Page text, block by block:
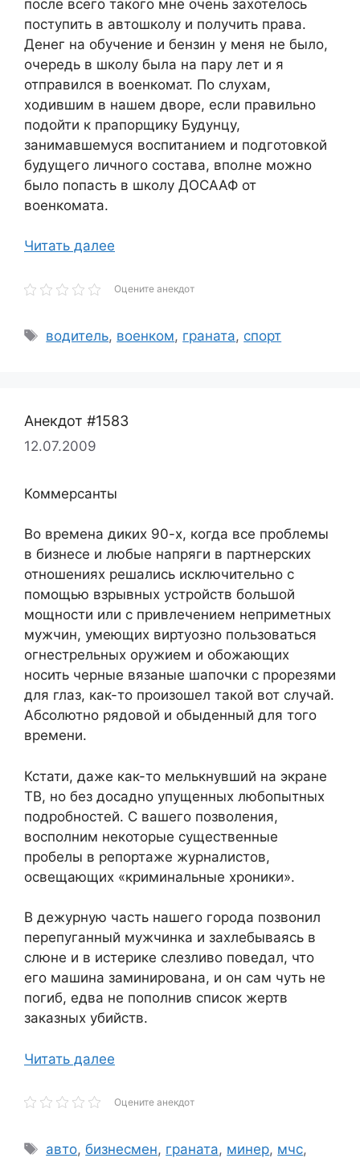
после всего такого мне очень захотелось
поступить в автошколу и получить права.
Денег на обучение и бензин у меня не было,
очередь в школу была на пару лет и я
отправился в военкомат. По слухам,
ходившим в нашем дворе, если правильно
подойти к прапорщику Будунцу,
занимавшемуся воспитанием и подготовкой
будущего личного состава, вполне можно
было попасть в школу ДОСААФ от
военкомата.
Читать далее
Оцените анекдот
Метки
водитель, военком, граната, спорт
Анекдот #1583
12.07.2009
Коммерсанты
Во времена диких 90-х, когда все проблемы
в бизнесе и любые напряги в партнерских
отношениях решались исключительно с
помощью взрывных устройств большой
мощности или с привлечением неприметных
мужчин, умеющих виртуозно пользоваться
огнестрельных оружием и обожающих
носить черные вязаные шапочки с прорезями
для глаз, как-то произошел такой вот случай.
Абсолютно рядовой и обыденный для того
времени.
Кстати, даже как-то мелькнувший на экране
ТВ, но без досадно упущенных любопытных
подробностей. С вашего позволения,
восполним некоторые существенные
пробелы в репортаже журналистов,
освещающих «криминальные хроники».
В дежурную часть нашего города позвонил
перепуганный мужчинка и захлебываясь в
слюне и в истерике слезливо поведал, что
его машина заминирована, и он сам чуть не
погиб, едва не пополнив список жертв
заказных убийств.
Читать далее
Оцените анекдот
Метки
авто,бизнесмен, граната, минер, мчс,